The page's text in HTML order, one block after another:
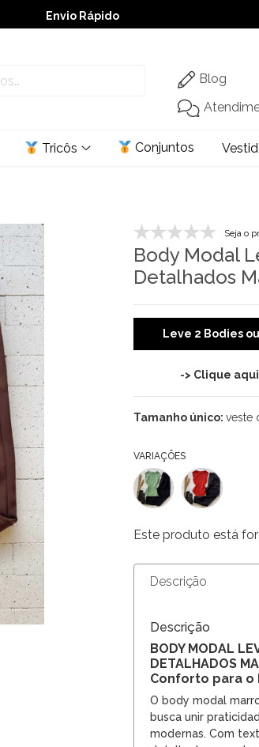
Envio Rápido
➚ Ofertas– Até 60% OFF
Blog
Tricôs Conjuntos
Seja o
Body Modal
Detalhados
Leve 2 Bodies
-> Clique
Tamanho único: veste
VARIAÇÕES
Este produto está
Descrição
Descrição
BODY MODAL
DETALHADOS
Conforto para o
O body modal
busca unir
modernas. Com